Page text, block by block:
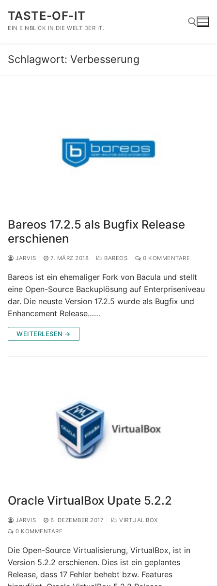
Inhalt
springen
TASTE-OF-IT
EIN EINBLICK IN DIE WELT DER IT.
Suchen nach:
Schlagwort: Verbesserung
Bareos 17.2.5 als Bugfix Release
erschienen
JARVIS 7. MÄRZ 2018 BAREOS 0 KOMMENTARE
Bareos ist ein ehemaliger Fork von Bacula und stellt
eine Open-Source Backuplösung auf Enterpriseniveau
dar. Die neuste Version 17.2.5 wurde als Bugfix und
Enhancement Release……
WEITERLESEN →
Oracle VirtualBox Upate 5.2.2
JARVIS 6. DEZEMBER 2017
VIRTUAL BOX
0 KOMMENTARE
Die Open-Source Virtualisierung, VirtualBox, ist in
Version 5.2.2 erschienen. Dies ist ein geplantes
Release, dass 17 Fehler behebt bzw. Features